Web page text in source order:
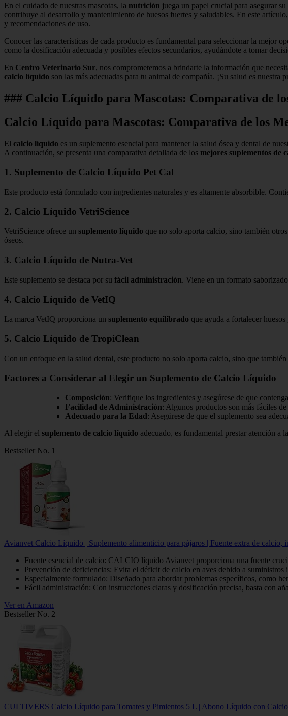
En el cuidado de nuestras mascotas, la nutrición juega un papel crucial para asegurar su
contribuye al desarrollo y mantenimiento de huesos fuertes y saludables. En este
y recomendaciones de uso.
Conocer las características de cada producto es fundamental para seleccionar la mejor
como la dosificación adecuada y posibles efectos secundarios, ayudándote a tomar
En Centro Veterinario Sur, nos comprometemos a brindarte la información que
calcio líquido son las más adecuadas para tu animal de compañía. ¡Su salud es nuestra
### Calcio Líquido para Mascotas: Comparativa de
Calcio Líquido para Mascotas: Comparativa de los
El calcio líquido es un suplemento esencial para mantener la salud ósea y dental de
A continuación, se presenta una comparativa detallada de los mejores suplementos de
1. Suplemento de Calcio Líquido Pet Cal
Este producto está formulado con ingredientes naturales y es altamente absorbible.
2. Calcio Líquido VetriScience
VetriScience ofrece un suplemento líquido que no solo aporta calcio, sino también
óseos.
3. Calcio Líquido de Nutra-Vet
Este suplemento se destaca por su fácil administración. Viene en un formato
4. Calcio Líquido de VetIQ
La marca VetIQ proporciona un suplemento equilibrado que ayuda a fortalecer
5. Calcio Líquido de TropiClean
Con un enfoque en la salud dental, este producto no solo aporta calcio, sino que
Factores a Considerar al Elegir un Suplemento de Calcio Líquido
Composición: Verifique los ingredientes y asegúrese de que
Facilidad de Administración: Algunos productos son más fáciles
Adecuado para la Edad: Asegúrese de que el suplemento sea
Al elegir el suplemento de calcio líquido adecuado, es fundamental prestar atención a la
Bestseller No. 1
Avianvet Calcio Líquido | Suplemento alimenticio para pájaros | Fuente extra de calcio,
Fuente esencial de calcio: CALCIO líquido Avianvet proporciona una fuente
Prevención de deficiencias: Evita el déficit de calcio en aves debido a
Especialmente formulado: Diseñado para abordar problemas específicos, como
Fácil administración: Con instrucciones claras y dosificación precisa, basta con
Ver en Amazon
Bestseller No. 2
CULTIVERS Calcio Líquido para Tomates y Pimientos 5 L | Abono Líquido con